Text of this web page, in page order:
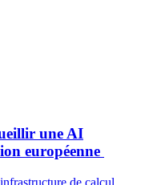
une AI
européenne